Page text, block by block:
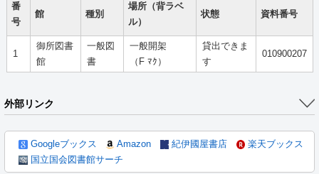
番
号
館 種別
場所（背ラベ
ル）
状態 資料番号
1
御所図書
館
一般図
書
一般開架
（F ﾏｸ）
貸出できま
す
010900207
外部リンク
Googleブックス Amazon 紀伊國屋書店
楽天ブックス
国立国会図書館サーチ